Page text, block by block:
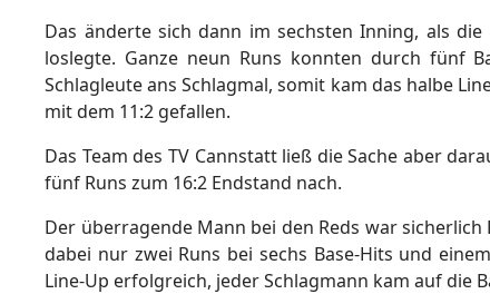
Das änderte sich dann im sechsten Inning, als
loslegte. Ganze neun Runs konnten durch fünf
Schlagleute ans Schlagmal, somit kam das halbe
mit dem 11:2 gefallen.
Das Team des TV Cannstatt ließ die Sache aber
fünf Runs zum 16:2 Endstand nach.
Der überragende Mann bei den Reds war
dabei nur zwei Runs bei sechs Base-Hits und
Line-Up erfolgreich, jeder Schlagmann kam auf die